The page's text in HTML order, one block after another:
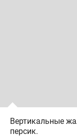
Вертикальные
персик.